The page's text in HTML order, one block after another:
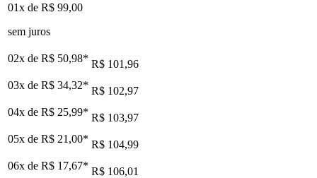
01x de R$ 99,00
sem juros
02x de R$ 50,98* R$ 101,96
03x de R$ 34,32* R$ 102,97
04x de R$ 25,99* R$ 103,97
05x de R$ 21,00* R$ 104,99
06x de R$ 17,67* R$ 106,01